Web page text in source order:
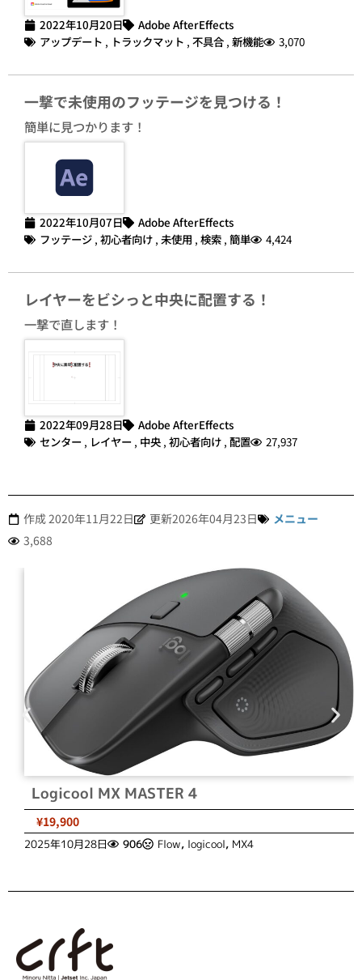
2022年10月20日
Adobe AfterEffects
アップデート , トラックマット , 不具合 , 新機能 3,070
一撃で未使用のフッテージを見つける！
簡単に見つかります！
2022年10月07日
Adobe AfterEffects
フッテージ , 初心者向け , 未使用 , 検索 , 簡単 4,424
レイヤーをビシっと中央に配置する！
一撃で直します！
2022年09月28日
Adobe AfterEffects
センター , レイヤー , 中央 , 初心者向け , 配置 27,937
作成2020年11月22日 更新2026年04月23日
メニュー
3,688
Logicool MX MASTER 4
¥19,900
2025年10月28日 906 Flow, logicool, MX4